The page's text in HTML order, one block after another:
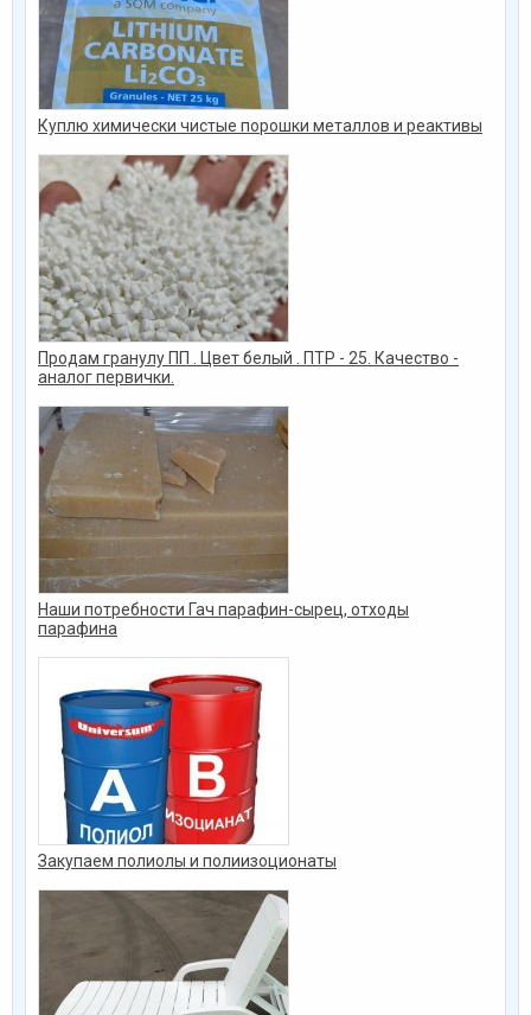
Куплю химически чистые порошки металлов и реактивы
Продам гранулу ПП . Цвет белый . ПТР - 25. Качество -
аналог первички.
Наши потребности Гач парафин-сырец, отходы
парафина
Закупаем полиолы и полиизоционаты